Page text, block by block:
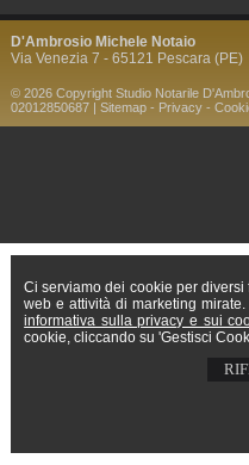
Ci serviamo dei cookie per
web e attività di marketing
informativa sulla privacy e sui
cookie, cliccando su 'Gestisci
D'Ambrosio Michele Notaio
Via Venezia 7 - 65121 Pescara (PE)
© 2026 Copyright Studio Notarile
02012850687 | Sitemap- Privacy-